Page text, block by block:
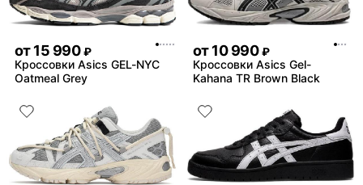
от15 990 ₽
Кроссовки Asics GEL-NYC
Oatmeal Grey
от10 990 ₽
Кроссовки Asics Gel-
Kahana TR Brown Black